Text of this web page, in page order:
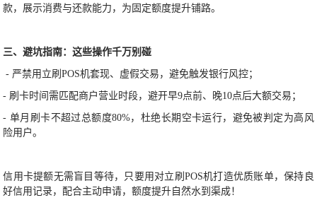
款，展示消费与还款能力，为固定额度提升铺路。
三、避坑指南：这些操作千万别碰
- 严禁用立刷POS机套现、虚假交易，避免触发银行风控；
- 刷卡时间需匹配商户营业时段，避开早9点前、晚10点后大额交易；
- 单月刷卡不超过总额度80%，杜绝长期空卡运行，避免被判定为高风
险用户。
信用卡提额无需盲目等待，只要用对立刷POS机打造优质账单，保持良
好信用记录，配合主动申请，额度提升自然水到渠成！